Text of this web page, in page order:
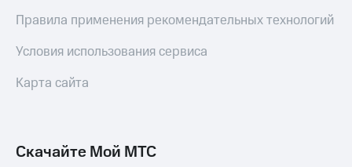
Правила применения рекомендательных технологий
Условия использования сервиса
Карта сайта
Скачайте Мой МТС